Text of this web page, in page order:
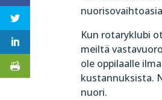
Kun rotaryklubi
meiltä
ole oppilaalle
kustannuksista.
nuori.